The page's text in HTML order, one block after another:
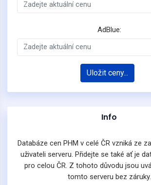
AdBlue:
Uložit ceny...
Info
Databáze cen PHM v celé ČR vzniká ze
uživateli serveru. Přidejte se také ať je
pro celou ČR. Z tohoto důvodu jsou
tomto serveru bez záruky.